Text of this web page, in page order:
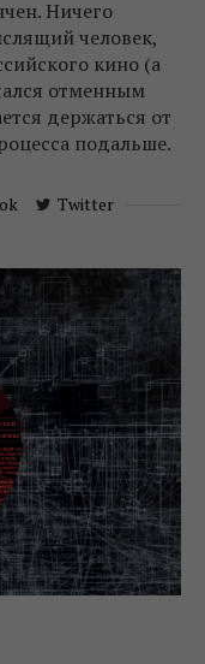
Ничего
человек,
кино (а
отменным
держаться от
подальше.
Twitter